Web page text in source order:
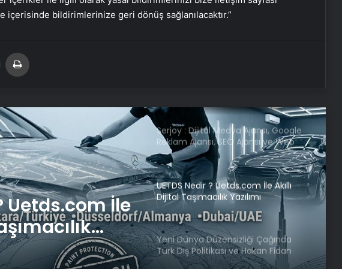
içerisinde bildirimlerinize geri dönüş sağlanılacaktır.”
Email'den paylaş
Uetds.com İle
Sağlık Bakanlığı sözleşmeli personel
Serjoy : Dijital Medya Ajansı, Google
Reklam Ajansı, SEO Ajansı ve Web
Tasarım Ajansı
UETDS Nedir ? Uetds.com İle Akıllı
Dijital Taşımacılık Yazılımı
Yeni Dünya Düzensizliği Çağında
Türk Dış Politikası ve Hakan Fidan
Faktörü